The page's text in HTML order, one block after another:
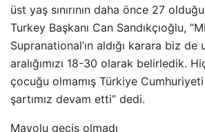
üst yaş sınırının daha önce 27
Turkey Başkanı Can Sandıkçıoğlu,
Supranational’ın aldığı karara biz de
aralığımızı 18-30 olarak belirledik.
çocuğu olmamış Türkiye
şartımız devam etti” dedi.
Mayolu geçiş olmadı